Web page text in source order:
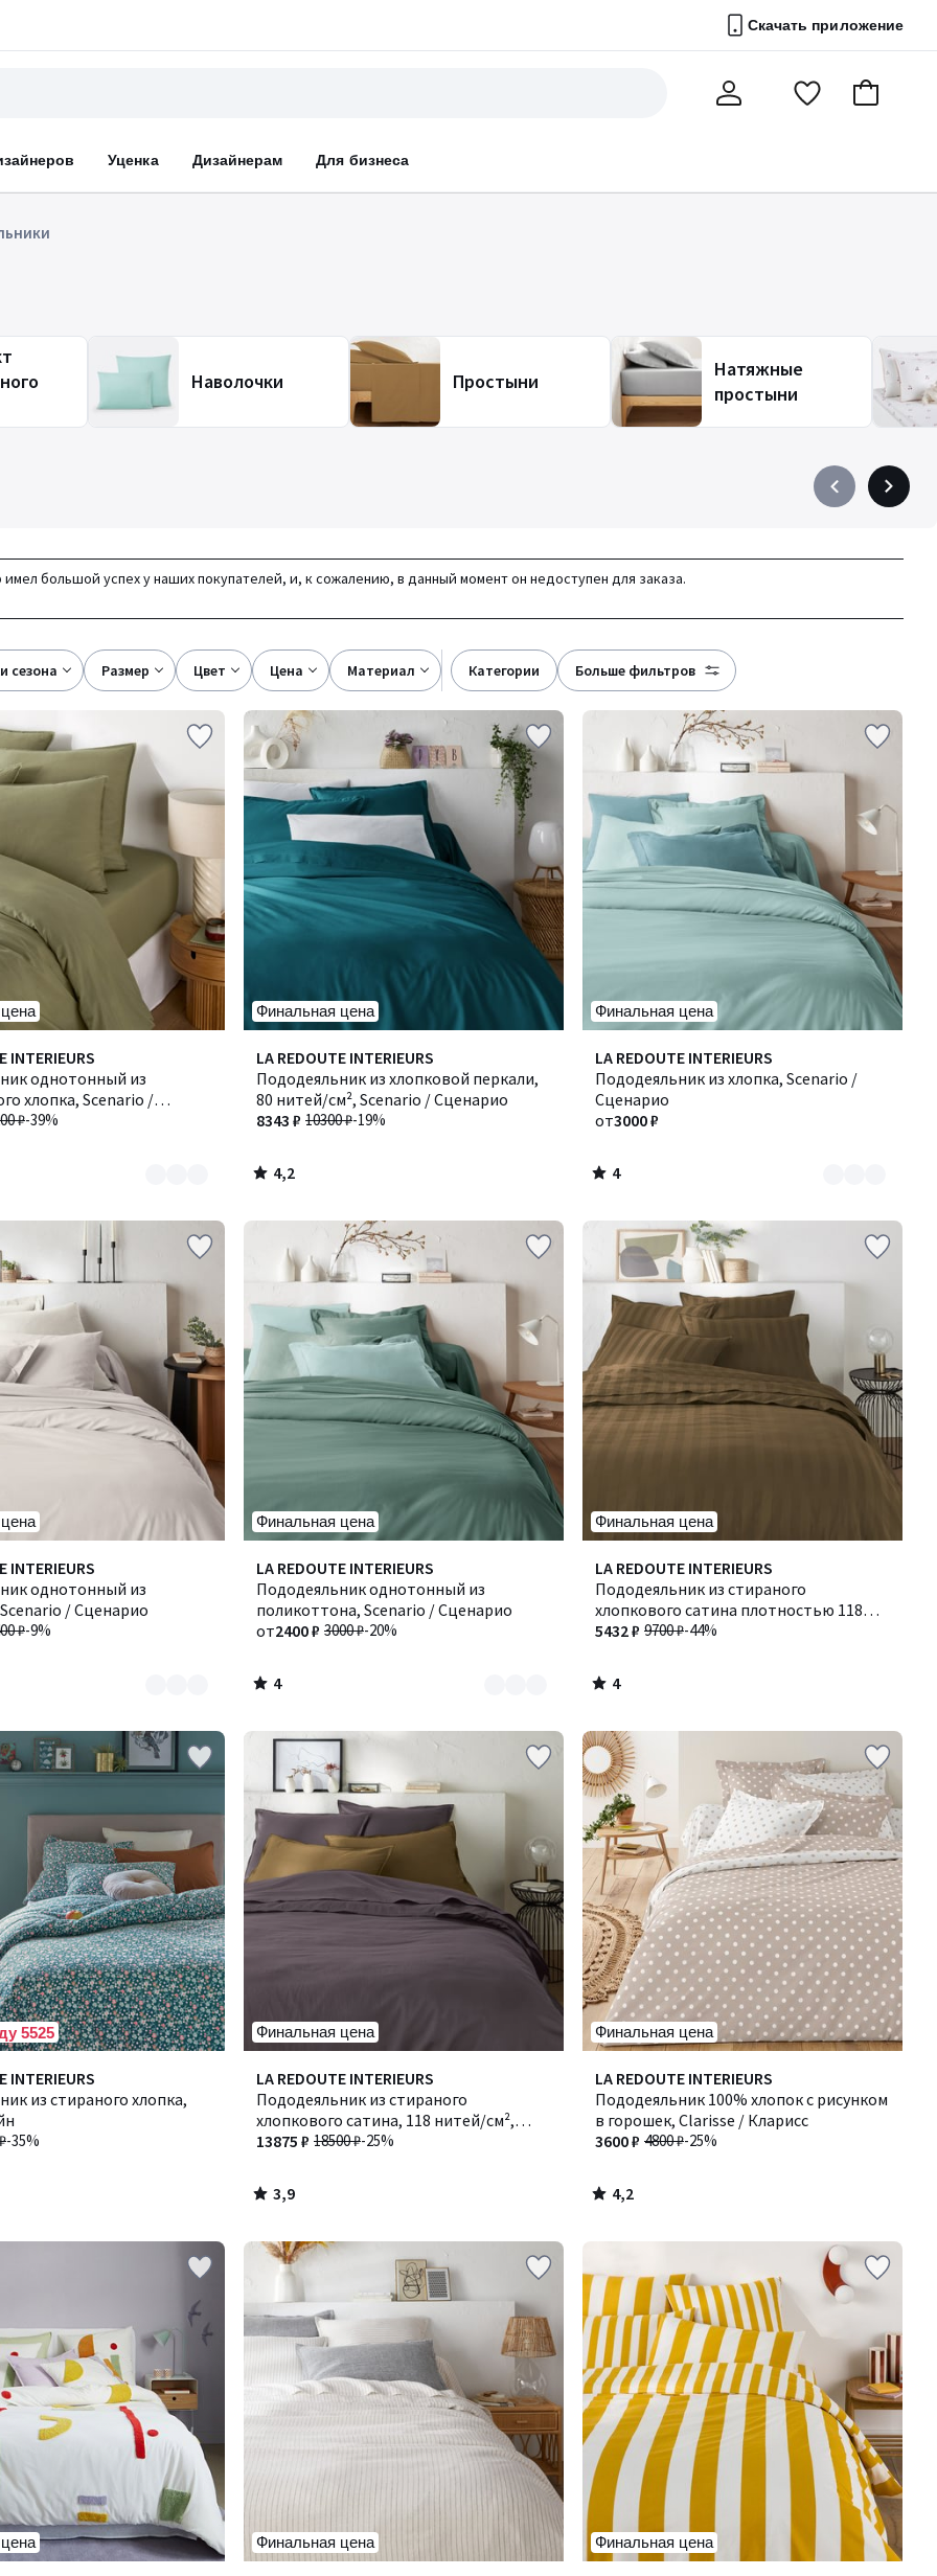
Скачать приложение
Уценка Дизайнерам Для бизнеса
ПерейтиВ
Наволочки Простыни
Натяжные
простыни
Précédent
à
Suivant
à
большой успех у наших покупателей, и, к сожалению, в данный момент он недоступен для заказа.
сезона размер цвет цена материал категории больше фильтров
INTERIEURS
однотонный из
хлопка, Scenario /
₽-39%
Финальная цена
LA REDOUTE INTERIEURS
Пододеяльник из хлопковой перкали,
80 нитей/см², Scenario / Сценарио
10300 ₽-19%
8343 ₽
4,2
/ 5
4,2
/
Финальная цена
LA REDOUTE INTERIEURS
Пододеяльник из хлопка, Scenario /
Сценарио
от3000 ₽
4
/
5
Количество
цветов:
10
4
/
INTERIEURS
однотонный из
/ Сценарио
₽-9%
Финальная цена
LA REDOUTE INTERIEURS
Пододеяльник однотонный из
поликоттона, Scenario / Сценарио
3000 ₽-20%
от2400 ₽
4
/
5
Количество
цветов:
9
4
/
Финальная цена
LA REDOUTE INTERIEURS
Пододеяльник из стираного
хлопкового сатина плотностью 118
нитей/см², полоска Victor / Виктор
9700 ₽-44%
5432 ₽
4
/
5
4
/
5525
INTERIEURS
из стираного хлопка,
-35%
Финальная цена
LA REDOUTE INTERIEURS
Пододеяльник из стираного
хлопкового сатина, 118 нитей/см²,
Victor /Виктор
18500 ₽-25%
13875 ₽
3,9
/ 5
3,9
/
Финальная цена
LA REDOUTE INTERIEURS
Пододеяльник 100% хлопок с рисунком
в горошек, Clarisse / Кларисс
4800 ₽-25%
3600 ₽
4,2
/ 5
4,2
/
Финальная цена Финальная цена